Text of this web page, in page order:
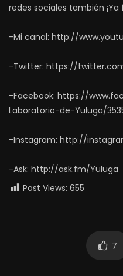
redes sociales también
-Mi canal: http://
-Twitter: https://
-Facebook: https://
Laboratorio-de-Yuluga/
-Instagram: http://
-Ask: http://ask.fm/Yuluga
Post Views: 655
7